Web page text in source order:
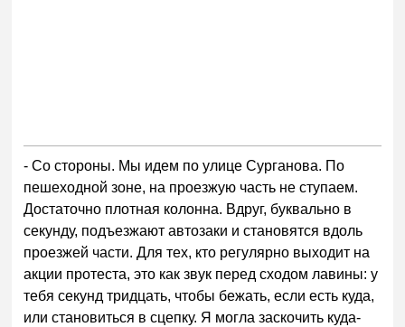
- Со стороны. Мы идем по улице Сурганова. По
пешеходной зоне, на проезжую часть не ступаем.
Достаточно плотная колонна. Вдруг, буквально в
секунду, подъезжают автозаки и становятся вдоль
проезжей части. Для тех, кто регулярно выходит на
акции протеста, это как звук перед сходом лавины: у
тебя секунд тридцать, чтобы бежать, если есть куда,
или становиться в сцепку. Я могла заскочить куда-